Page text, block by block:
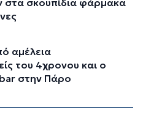
στα σκουπίδια φάρμακα
αμέλεια
του 4χρονου και ο
στην Πάρο